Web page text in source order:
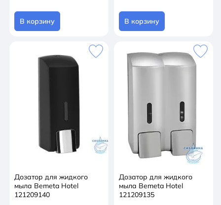
В корзину В корзину
Дозатор для жидкого
мыла Bemeta Hotel
121209140
Дозатор для жидкого
мыла Bemeta Hotel
121209135